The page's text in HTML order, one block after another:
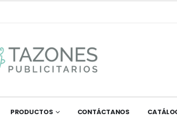
PRODUCTOS CONTÁCTANOS